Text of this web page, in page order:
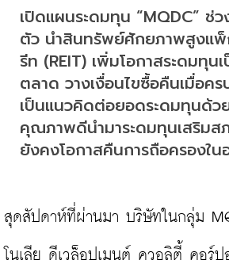
เปิดแผนระดมทุน “MQDC” ช่
ตัว นำสินทรัพย์ศักยภาพสูงแพ็
รีท (REIT) เพิ่มโอกาสระดมทุน
ตลาด วางเงื่อนไขซื้อคืนเมื่อค
เป็นแนวคิดต่อยอดระดมทุนด้
คุณภาพดีนำมาระดมทุนเสริมส
ยังคงโอกาสคืนการถือครองใน
สุดสัปดาห์ที่ผ่านมา บริษัทในกลุ่ม
โนเลีย ดีเวล็อปเมนต์ ควอลิตี้ คอร์ป